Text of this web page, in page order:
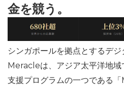
金を競う。
シンガポールを拠点とするデ
Meracleは、アジア太平洋地域
支援プログラムの一つである